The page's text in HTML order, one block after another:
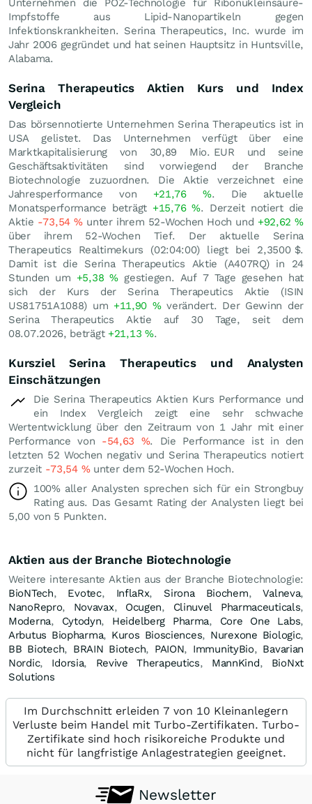
Unternehmen die POZ-Technologie für Ribonukleinsäure-
Impfstoffe aus Lipid-Nanopartikeln gegen
Infektionskrankheiten. Serina Therapeutics, Inc. wurde im
Jahr 2006 gegründet und hat seinen Hauptsitz in Huntsville,
Alabama.
Serina Therapeutics Aktien Kurs und Index
Vergleich
Das börsennotierte Unternehmen Serina Therapeutics ist in
USA gelistet. Das Unternehmen verfügt über eine
Marktkapitalisierung von 30,89 Mio. EUR und seine
Geschäftsaktivitäten sind vorwiegend der Branche
Biotechnologie zuzuordnen. Die Aktie verzeichnet eine
Jahresperformance von +21,76%. Die aktuelle
Monatsperformance beträgt +15,76%. Derzeit notiert die
Aktie -73,54%unter ihrem 52-Wochen Hoch und +92,62%
über ihrem 52-Wochen Tief. Der aktuelle Serina
Therapeutics Realtimekurs (02:04:00) liegt bei 2,3500 $.
Damit ist die Serina Therapeutics Aktie (A407RQ) in 24
Stunden um +5,38% gestiegen. Auf 7 Tage gesehen hat
sich der Kurs der Serina Therapeutics Aktie (ISIN
US81751A1088) um +11,90 %verändert. Der Gewinn der
Serina Therapeutics Aktie auf 30 Tage, seit dem
08.07.2026, beträgt +21,13 %.
Kursziel Serina Therapeutics und Analysten
Einschätzungen
Die Serina Therapeutics Aktien Kurs Performance und
ein Index Vergleich zeigt eine sehr schwache
Wertentwicklung über den Zeitraum von 1 Jahr mit einer
Performance von -54,63 %. Die Performance ist in den
letzten 52 Wochen negativ und Serina Therapeutics notiert
zurzeit -73,54 %unter dem 52-Wochen Hoch.
100% aller Analysten sprechen sich für ein Strongbuy
Rating aus. Das Gesamt Rating der Analysten liegt bei
5,00 von 5 Punkten.
Aktien aus der Branche Biotechnologie
Weitere interesante Aktien aus der Branche Biotechnologie:
BioNTech, Evotec, InflaRx, Sirona Biochem,Valneva,
NanoRepro, Novavax, Ocugen, Clinuvel Pharmaceuticals,
Moderna, Cytodyn, Heidelberg Pharma, Core One Labs,
Arbutus Biopharma, Kuros Biosciences, Nurexone Biologic,
BB Biotech, BRAIN Biotech, PAION, ImmunityBio, Bavarian
Nordic, Idorsia, Revive Therapeutics, MannKind, BioNxt
Solutions
Im Durchschnitt erleiden 7 von 10 Kleinanlegern
Verluste beim Handel mit Turbo-Zertifikaten. Turbo-
Zertifikate sind hoch risikoreiche Produkte und
nicht für langfristige Anlagestrategien geeignet.
Newsletter